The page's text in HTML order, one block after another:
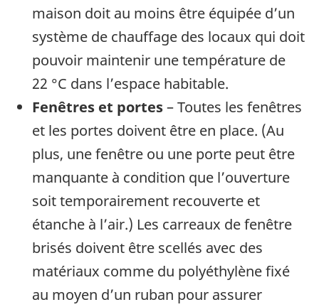
maison doit au moins être équipée d’un
système de chauffage des locaux qui doit
pouvoir maintenir une température de
22 °C dans l’espace habitable.
Fenêtres et portes– Toutes les fenêtres
et les portes doivent être en place. (Au
plus, une fenêtre ou une porte peut être
manquante à condition que l’ouverture
soit temporairement recouverte et
étanche à l’air.) Les carreaux de fenêtre
brisés doivent être scellés avec des
matériaux comme du polyéthylène fixé
au moyen d’un ruban pour assurer